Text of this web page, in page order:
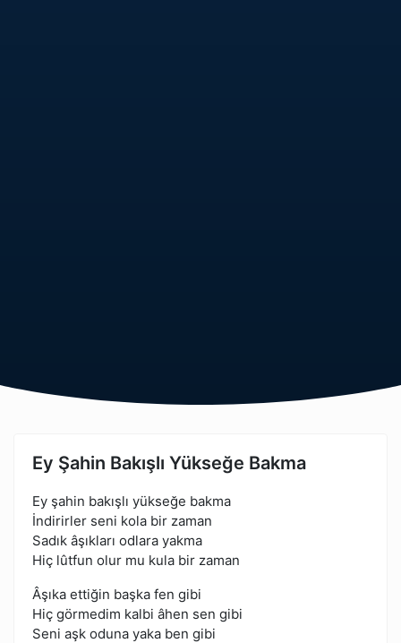
Ey Şahin Bakışlı Yükseğe Bakma
Ey şahin bakışlı yükseğe bakma
İndirirler seni kola bir zaman
Sadık âşıkları odlara yakma
Hiç lûtfun olur mu kula bir zaman
Âşıka ettiğin başka fen gibi
Hiç görmedim kalbi âhen sen gibi
Seni aşk oduna yaka ben gibi